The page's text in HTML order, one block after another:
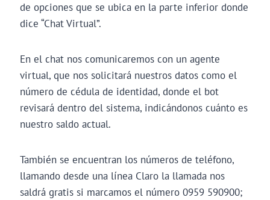
de opciones que se ubica en la parte inferior donde
dice “Chat Virtual”.
En el chat nos comunicaremos con un agente
virtual, que nos solicitará nuestros datos como el
número de cédula de identidad, donde el bot
revisará dentro del sistema, indicándonos cuánto es
nuestro saldo actual.
También se encuentran los números de teléfono,
llamando desde una línea Claro la llamada nos
saldrá gratis si marcamos el número 0959 590900;